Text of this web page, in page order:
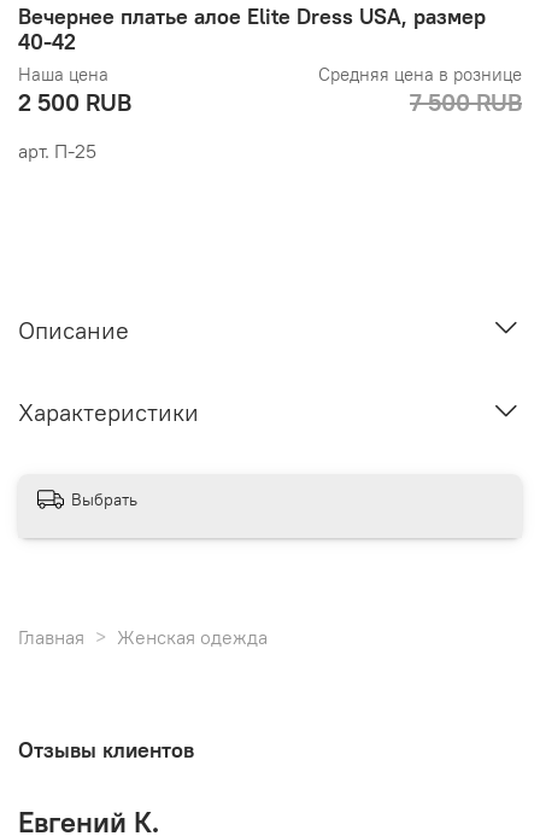
арт. П-25
Вечернее платье алое Elite Dress USA, размер
40-42
Наша цена
2 500 RUB
Средняя цена в рознице
7 500 RUB
Описание
Характеристики
Выбрать
Главная Женская одежда
Отзывы клиентов
Евгений К.